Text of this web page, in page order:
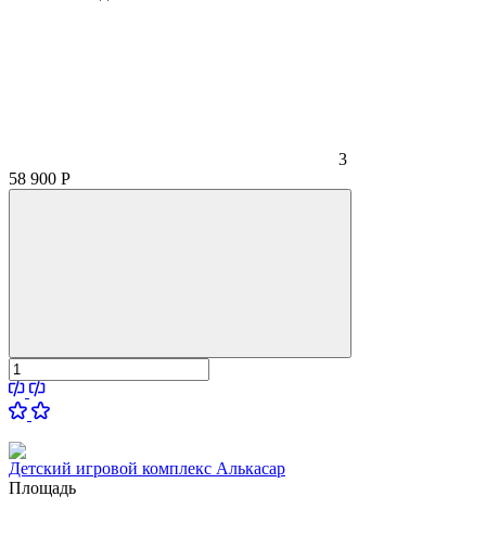
3
58 900 Р
Детский игровой комплекс Алькасар
Площадь